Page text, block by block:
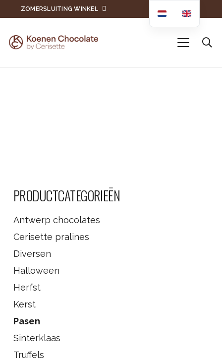
ZOMERSLUITING WINKEL
PRODUCTCATEGORIEËN
Antwerp chocolates
Cerisette pralines
Diversen
Halloween
Herfst
Kerst
Pasen
Sinterklaas
Truffels